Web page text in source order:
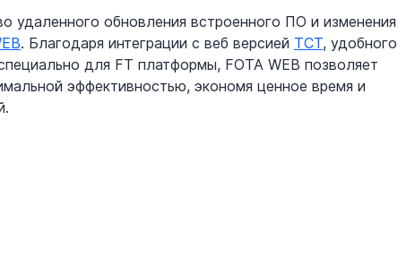
удаленного обновления встроенного ПО и изменения
. Благодаря интеграции с веб версией TCT, удобного
для FT платформы, FOTA WEB позволяет
эффективностью, экономя ценное время и